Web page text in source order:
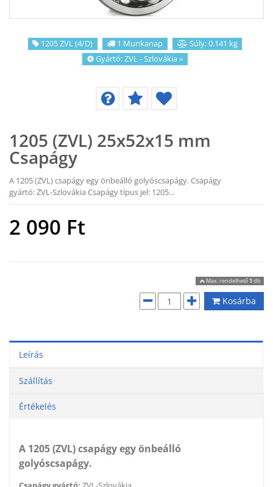
1205 ZVL (4/D) 1 Munkanap
Súly: 0.141 kg
Gyártó:ZVL - Szlovákia»
1205 (ZVL) 25x52x15 mm
Csapágy
A 1205 (ZVL) csapágy egy önbeálló golyóscsapágy. Csapágy
gyártó: ZVL-Szlovákia Csapágy típus jel: 1205…
2 090 Ft
Max. rendelhető1 db
Kosárba
Leírás
Szállítás
Értékelés
A 1205 (ZVL) csapágy egy önbeálló
golyóscsapágy.